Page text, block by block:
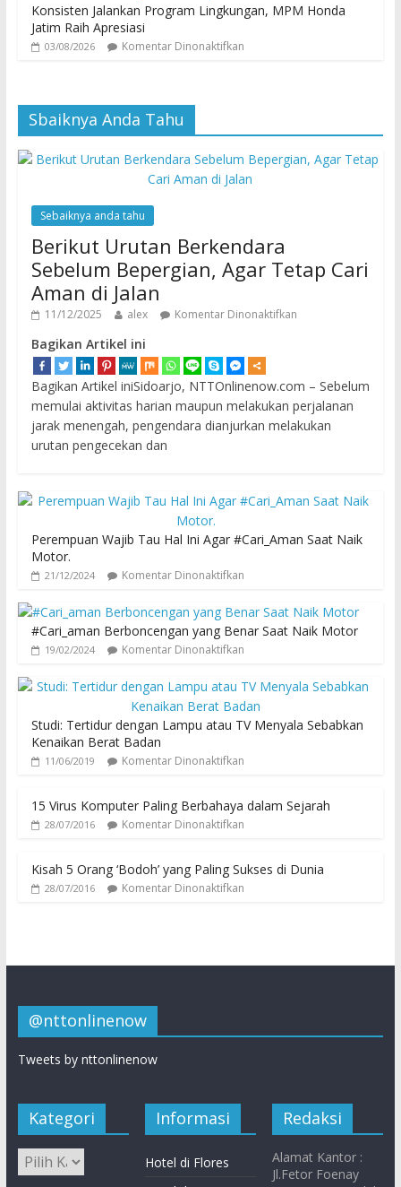
Konsisten Jalankan Program Lingkungan, MPM Honda
Jatim Raih Apresiasi
03/08/2026 Komentar Dinonaktifkan
Sbaiknya Anda Tahu
Sebaiknya anda tahu
Berikut Urutan Berkendara
Sebelum Bepergian, Agar Tetap Cari
Aman di Jalan
11/12/2025 alex Komentar Dinonaktifkan
Bagikan Artikel ini
Bagikan Artikel iniSidoarjo, NTTOnlinenow.com – Sebelum
memulai aktivitas harian maupun melakukan perjalanan
jarak menengah, pengendara dianjurkan melakukan
urutan pengecekan dan
Perempuan Wajib Tau Hal Ini Agar #Cari_Aman Saat Naik
Motor.
21/12/2024 Komentar Dinonaktifkan
#Cari_aman Berboncengan yang Benar Saat Naik Motor
19/02/2024 Komentar Dinonaktifkan
Studi: Tertidur dengan Lampu atau TV Menyala Sebabkan
Kenaikan Berat Badan
11/06/2019 Komentar Dinonaktifkan
15 Virus Komputer Paling Berbahaya dalam Sejarah
28/07/2016 Komentar Dinonaktifkan
Kisah 5 Orang ‘Bodoh’ yang Paling Sukses di Dunia
28/07/2016 Komentar Dinonaktifkan
@nttonlinenow
Tweets by nttonlinenow
Kategori Informasi
Hotel di Flores
Redaksi
Alamat Kantor :
Jl.Fetor Foenay